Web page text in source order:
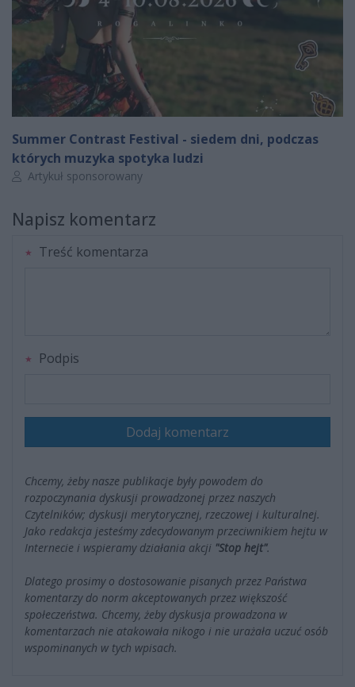
Summer Contrast Festival - siedem dni, podczas
których muzyka spotyka ludzi
Autor artykułu:
Artykuł sponsorowany
Napisz komentarz
Treść komentarza
Podpis
Dodaj komentarz
Chcemy, żeby nasze publikacje były powodem do
rozpoczynania dyskusji prowadzonej przez naszych
Czytelników; dyskusji merytorycznej, rzeczowej i kulturalnej.
Jako redakcja jesteśmy zdecydowanym przeciwnikiem hejtu w
Internecie i wspieramy działania akcji "Stop hejt".
Dlatego prosimy o dostosowanie pisanych przez Państwa
komentarzy do norm akceptowanych przez większość
społeczeństwa. Chcemy, żeby dyskusja prowadzona w
komentarzach nie atakowała nikogo i nie urażała uczuć osób
wspominanych w tych wpisach.